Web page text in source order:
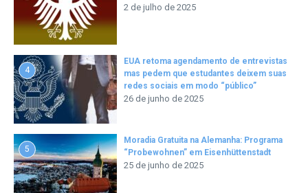
2 de julho de 2025
4
EUA retoma agendamento de entrevistas
mas pedem que estudantes deixem suas
redes sociais em modo “público”
26 de junho de 2025
5
Moradia Gratuita na Alemanha: Programa
“Probewohnen” em Eisenhüttenstadt
25 de junho de 2025